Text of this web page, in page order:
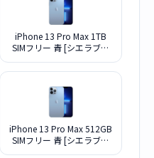
iPhone 13 Pro Max 1TB
SIMフリー 青 [シエラブル
iPhone 13 Pro Max 512GB
SIMフリー 青 [シエラブル